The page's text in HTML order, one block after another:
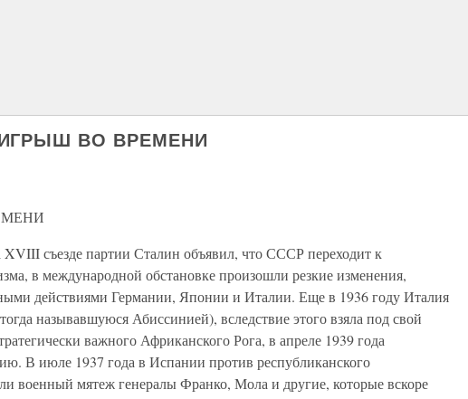
ВО ВРЕМЕНИ
XVIII съезде партии Сталин объявил, что СССР переходит к
в международной обстановке произошли резкие изменения,
действиями Германии, Японии и Италии. Еще в 1936 году Италия
называвшуюся Абиссинией), вследствие этого взяла под свой
важного Африканского Рога, в апреле 1939 года
В июле 1937 года в Испании против республиканского
военный мятеж генералы Франко, Мола и другие, которые вскоре